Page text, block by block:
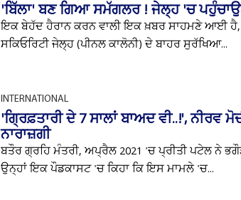
'ਬਿੱਲਾ' ਬਣ ਗਿਆ ਸਮੱਗਲਰ ! ਜੇਲ੍ਹ 'ਚ
ਇਕ ਬੇਹੱਦ ਹੈਰਾਨ ਕਰਨ ਵਾਲੀ ਇਕ ਖ਼ਬਰ ਸਾਹਮਣੇ ਆਈ
ਸਕਿਓਰਿਟੀ ਜੇਲ੍ਹ (ਪੀਨਲ ਕਾਲੋਨੀ) ਦੇ ਬਾਹਰ ਸੁਰੱਖਿਆ...
INTERNATIONAL
'ਗ੍ਰਿਫ਼ਤਾਰੀ ਦੇ 7 ਸਾਲਾਂ ਬਾਅਦ ਵੀ..!', ਨੀਰਵ
ਨਾਰਾਜ਼ਗੀ
ਬਤੌਰ ਗ੍ਰਹਿ ਮੰਤਰੀ, ਅਪ੍ਰੈਲ 2021 'ਚ ਪ੍ਰੀਤੀ ਪਟੇਲ ਨੇ
ਉਨ੍ਹਾਂ ਇਕ ਪੌਡਕਾਸਟ 'ਚ ਕਿਹਾ ਕਿ ਇਸ ਮਾਮਲੇ 'ਚ...